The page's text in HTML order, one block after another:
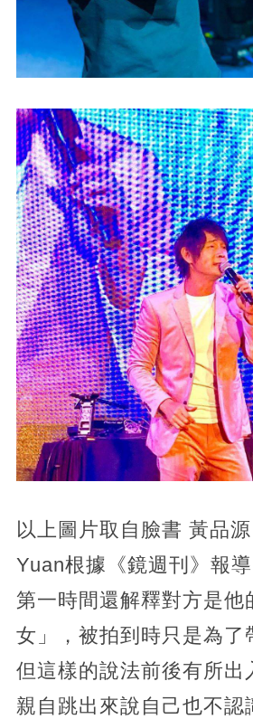
以上圖片取自臉書 黃品
Yuan根據《鏡週刊》報
第一時間還解釋對方是他
女」，被拍到時只是為了
但這樣的說法前後有所出
親自跳出來說自己也不認